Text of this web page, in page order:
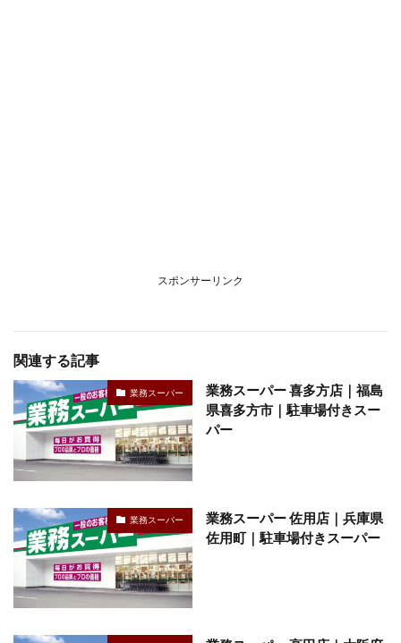
スポンサーリンク
関連する記事
業務スーパー
業務スーパー 喜多方店｜福島
県喜多方市｜駐車場付きスー
パー
業務スーパー
業務スーパー 佐用店｜兵庫県
佐用町｜駐車場付きスーパー